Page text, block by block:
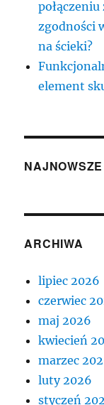
zgodności
na ścieki?
element
ARCHIWA
lipiec 2026
czerwiec
maj 2026
kwiecień
marzec
luty 2026
styczeń